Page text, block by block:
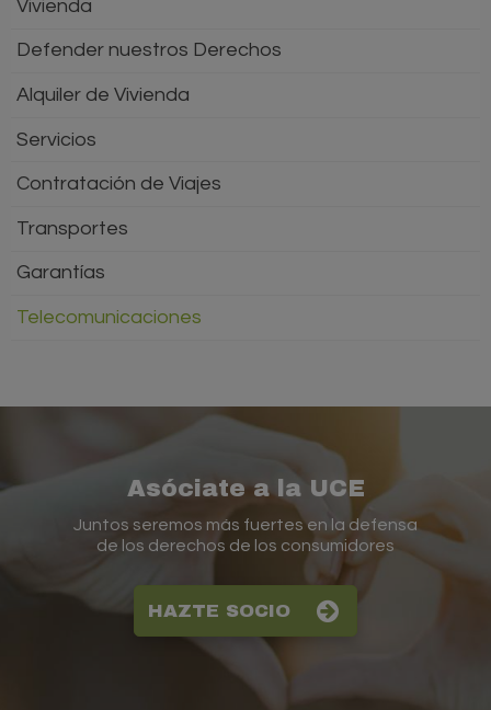
Vivienda
Defender nuestros Derechos
Alquiler de Vivienda
Servicios
Contratación de Viajes
Transportes
Garantías
Telecomunicaciones
Asóciate a la UCE
Juntos seremos más fuertes en la defensa
de los derechos de los consumidores
HAZTE SOCIO